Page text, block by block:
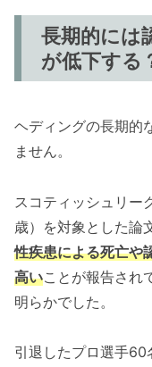
長期的には
が低下する
ヘディングの長期的
ません。
スコティッシュリー
歳）を対象とした論
性疾患による死亡や
高いことが報告され
明らかでした。
引退したプロ選手60